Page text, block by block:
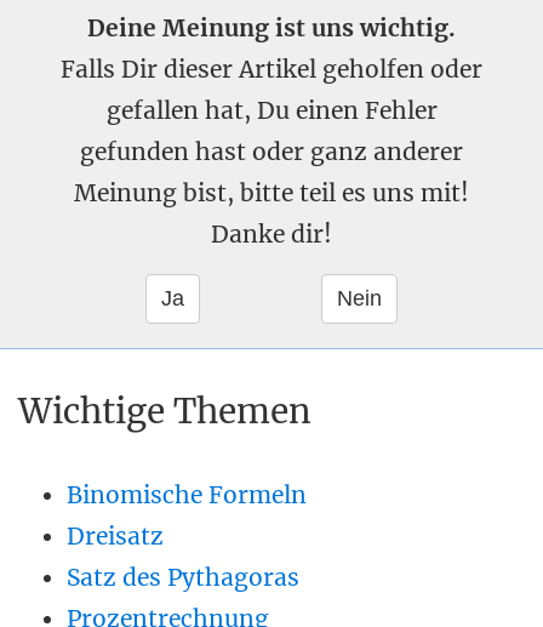
Deine Meinung ist uns wichtig.
Falls Dir dieser Artikel geholfen oder
gefallen hat, Du einen Fehler
gefunden hast oder ganz anderer
Meinung bist, bitte teil es uns mit!
Danke dir!
Wichtige Themen
Binomische Formeln
Dreisatz
Satz des Pythagoras
Prozentrechnung